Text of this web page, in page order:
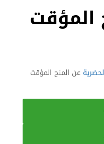
المؤقت
عن المنح المؤقت